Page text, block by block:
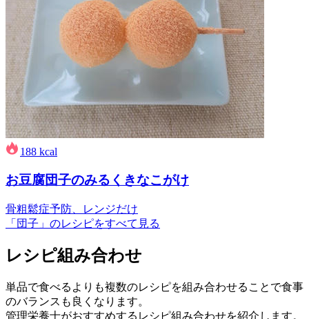
188 kcal
お豆腐団子のみるくきなこがけ
骨粗鬆症予防、レンジだけ
「団子」のレシピをすべて見る
レシピ組み合わせ
単品で食べるよりも複数のレシピを組み合わせることで食事
のバランスも良くなります。
管理栄養士がおすすめするレシピ組み合わせを紹介します。